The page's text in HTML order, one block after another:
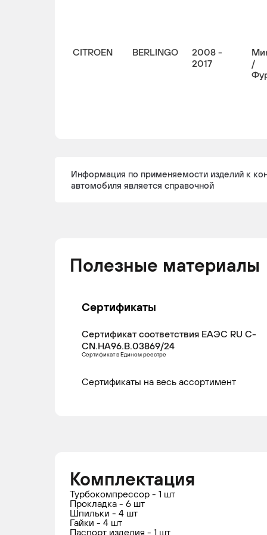
CITROEN BERLINGO
2008 -
2017
/
2008
2011
Информация по применяемости изделий к
автомобиля является справочной
Полезные материалы
Сертификаты
Сертификат соответствия ЕАЭС RU С-
CN.НА96.В.03869/24
Сертификат в Едином реестре
Сертификаты на весь ассортимент
Комплектация
Турбокомпрессор - 1 шт
Прокладка - 6 шт
Шпильки - 4 шт
Гайки - 4 шт
Паспорт изделия - 1 шт